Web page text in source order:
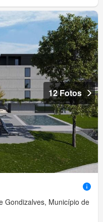
12 Fotos
Gondizalves, Município de